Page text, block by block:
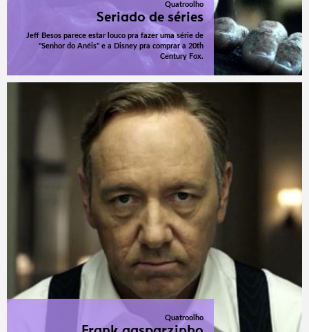
Quatroolho
Seriado de séries
Jeff Besos parece estar louco pra fazer uma série de
"Senhor do Anéis" e a Disney pra comprar a 20th
Century Fox.
Quatroolho